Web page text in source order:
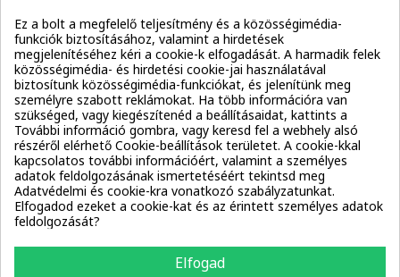
Szilikonok:
Dimethicone Cyclopentasiloxane
Dimethiconol
Phenyl Trimethicone
Habzásgátlók:
Dimethicone Phenyl Trimethicone
További összetevők
Ez a bolt a megfelelő teljesítmény és a közösségimédia-
funkciók biztosításához, valamint a hirdetések
megjelenítéséhez kéri a cookie-k elfogadását. A harmadik felek
közösségimédia- és hirdetési cookie-jai használatával
biztosítunk közösségimédia-funkciókat, és jelenítünk meg
személyre szabott reklámokat. Ha több információra van
szükséged, vagy kiegészítenéd a beállításaidat, kattints a
További információ gombra, vagy keresd fel a webhely alsó
részéről elérhető Cookie-beállítások területet. A cookie-kkal
kapcsolatos további információért, valamint a személyes
adatok feldolgozásának ismertetéséért tekintsd meg
Adatvédelmi és cookie-kra vonatkozó szabályzatunkat.
Elfogadod ezeket a cookie-kat és az érintett személyes adatok
feldolgozását?
Elfogad